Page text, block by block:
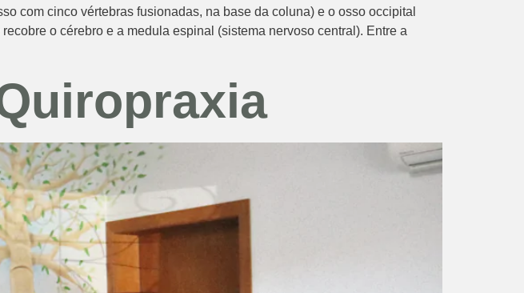
com cinco vértebras fusionadas, na base da coluna) e o osso occipital
o cérebro e a medula espinal (sistema nervoso central). Entre a